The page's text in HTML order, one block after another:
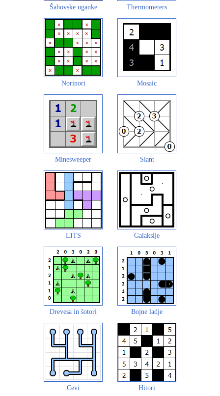
Šahovske uganke Thermometers
Norinori Mosaic
Minesweeper Slant
LITS Galaksije
Drevesa in šotori Bojne ladje
Cevi Hitori